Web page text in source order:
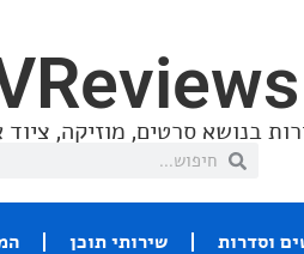
בנושא סרטים, מוזיקה, ציוד
וסדרות שירותי תוכן